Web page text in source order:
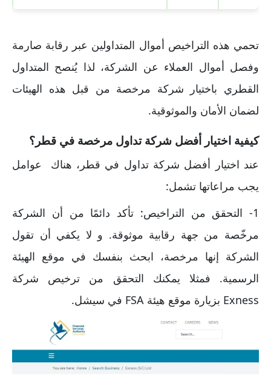
تحمي هذه التراخيص أموال المتداولين عبر رقابة صارمة
وفصل أموال العملاء عن الشركة، لذا يُنصح المتداول
القطري باختيار شركة مرخصة من قبل هذه الهيئات
لضمان الأمان والموثوقية.
كيفية اختيار أفضل شركة تداول مرخصة في قطر؟
عند اختيار أفضل شركة تداول في قطر، هناك عوامل
يجب مراعاتها تشمل:
1- التحقق من التراخيص: تأكد دائمًا من أن الشركة
مرخّصة من جهة رقابية موثوقة. و لا يكفي أن تقول
الشركة إنها مرخصة، ابحث بنفسك في موقع الهيئة
الرسمية. فمثلا يمكنك التحقق من ترخيص شركة
Exness بزيارة موقع هيئة FSA في سيشل.